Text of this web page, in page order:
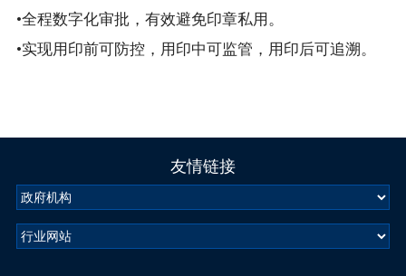
•全程数字化审批，有效避免印章私用。
•实现用印前可防控，用印中可监管，用印后可追溯。
友情链接